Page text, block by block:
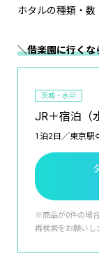
ホタルの種類・
＼偕楽園に行くな
茨城・水戸
JR＋宿泊（
1泊2日／東京駅
※商品が0件の場
再検索をお願いし